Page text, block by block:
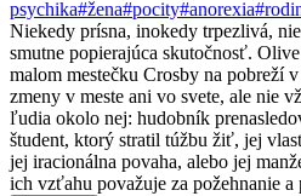
psychika#žena#pocity#anorexia
Niekedy prísna, inokedy trpezlivá,
smutne popierajúca skutočnosť.
malom mestečku Crosby na pobreží
zmeny v meste ani vo svete, ale nie
ľudia okolo nej: hudobník
študent, ktorý stratil túžbu žiť, jej
jej iracionálna povaha, alebo jej
ich vzťahu považuje za požehnanie a